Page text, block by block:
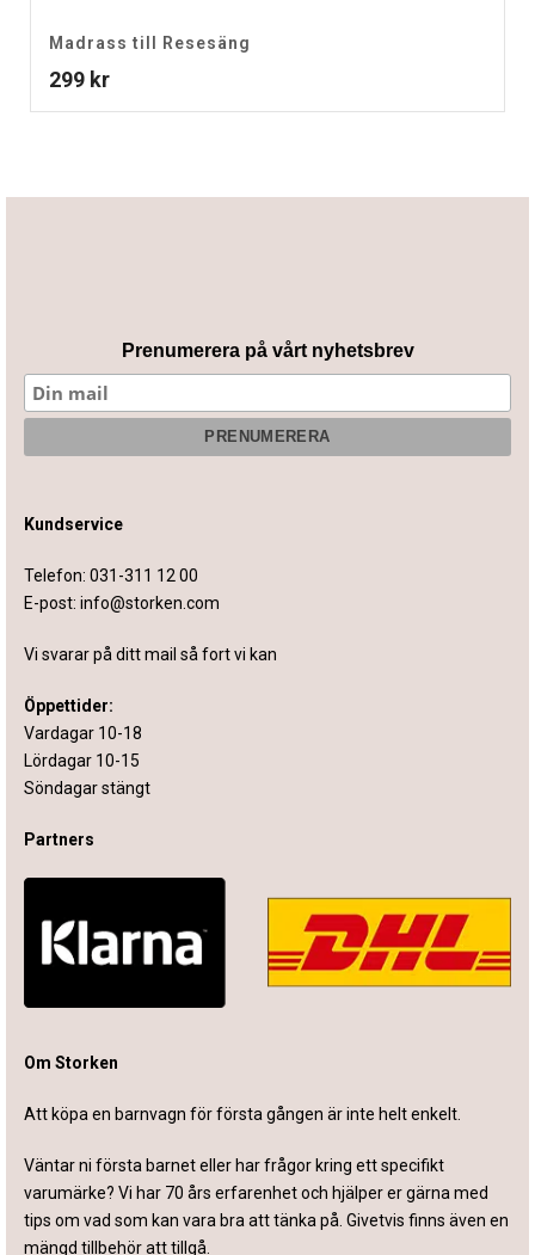
Madrass till Resesäng
299 kr
Prenumerera på vårt nyhetsbrev
Kundservice
Telefon: 031-311 12 00
E-post: info@storken.com
Vi svarar på ditt mail så fort vi kan
Öppettider:
Vardagar 10-18
Lördagar 10-15
Söndagar stängt
Partners
Om Storken
Att köpa en barnvagn för första gången är inte helt enkelt.
Väntar ni första barnet eller har frågor kring ett specifikt
varumärke? Vi har 70 års erfarenhet och hjälper er gärna med
tips om vad som kan vara bra att tänka på. Givetvis finns även en
mängd tillbehör att tillgå.